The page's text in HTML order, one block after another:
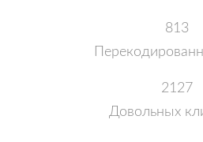
813
2127
Довольных